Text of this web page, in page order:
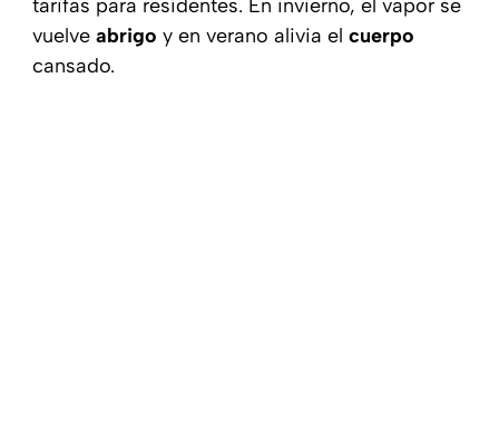
tarifas para residentes. En invierno, el vapor se
vuelve abrigo y en verano alivia el cuerpo
cansado.